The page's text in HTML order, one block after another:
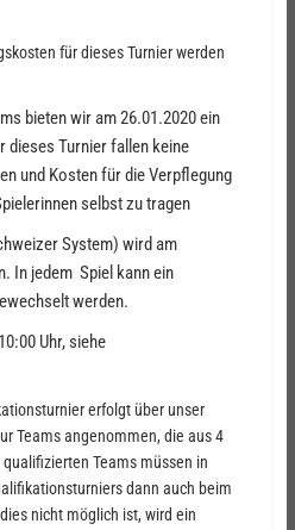
für dieses Turnier werden
bieten wir am 26.01.2020 ein
dieses Turnier fallen keine
und Kosten für die Verpflegung
selbst zu tragen
System) wird am
In jedem Spiel kann ein
werden.
Uhr, siehe
erfolgt über unser
Teams angenommen, die aus 4
Teams müssen in
dann auch beim
nicht möglich ist, wird ein